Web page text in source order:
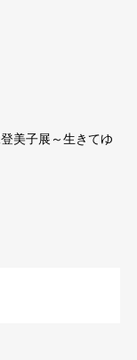
美子展～生きてゆ